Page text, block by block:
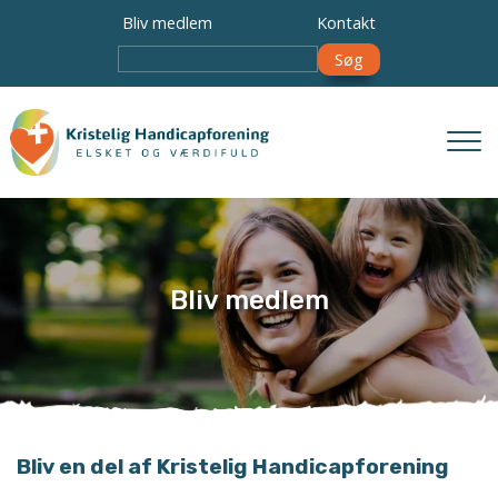
Bliv medlem Kontakt
Bliv medlem
Bliv en del af Kristelig Handicapforening